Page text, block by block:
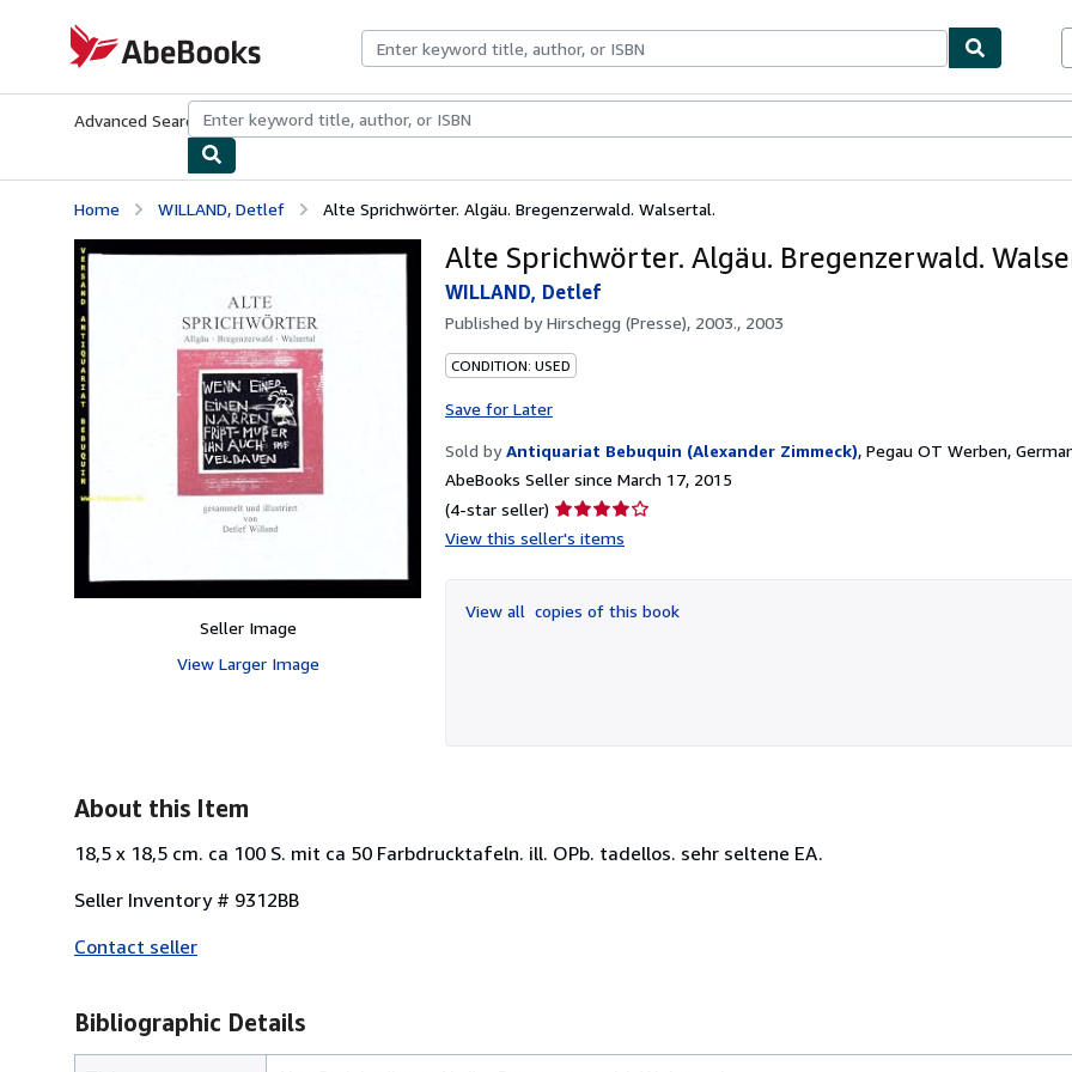
AbeBooks.com
Advanced Search Browse CollectionsRare BooksArt & Collectibles
Home WILLAND, Detlef Alte Sprichwörter. Algäu. Bregenzerwald. Walsertal.
Seller Image
View Larger Image
Alte Sprichwörter. Algäu. Bregenzerwald.
WILLAND, Detlef
Published byHirschegg (Presse), 2003., 2003
CONDITION: USED
Save for Later
Sold by Antiquariat Bebuquin (Alexander Zimmeck), Pegau OT Werben,
AbeBooks Seller since March 17, 2015
(4-star seller) Seller
rating
of
5
View this seller's items
View all copies of this book
About this Item
18,5 x 18,5 cm. ca 100 S. mit ca 50 Farbdrucktafeln. ill. OPb. tadellos. sehr seltene EA.
Seller Inventory # 9312BB
Contact seller
Bibliographic Details